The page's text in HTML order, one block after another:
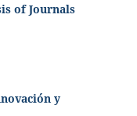
of Journals
y